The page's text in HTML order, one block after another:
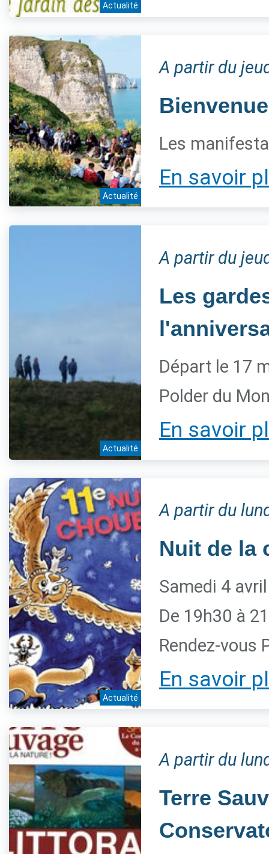
Actualité
Actualité
A partir du
Les
En savoir
Actualité
A partir du
Les
Départ le 17
Polder du
En savoir
Actualité
A partir du
Nuit de la
Samedi 4
De 19h30 à
Rendez-vous
En savoir
A partir du
Terre